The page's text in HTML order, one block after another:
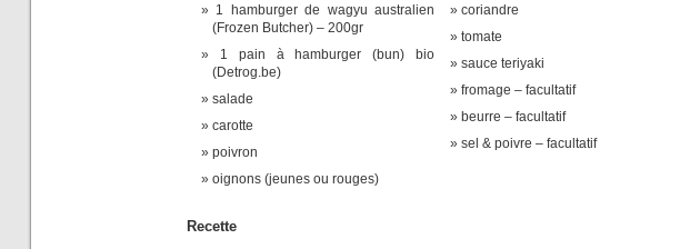
1 hamburger de wagyu australien
(Frozen Butcher) – 200gr
1 pain à hamburger (bun) bio
(Detrog.be)
salade
carotte
poivron
oignons (jeunes ou rouges)
coriandre
tomate
sauce teriyaki
fromage – facultatif
beurre – facultatif
sel & poivre – facultatif
Recette